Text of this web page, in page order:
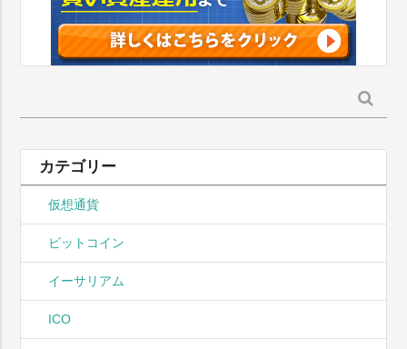
索:
カテゴリー
仮想通貨
ビットコイン
イーサリアム
ICO